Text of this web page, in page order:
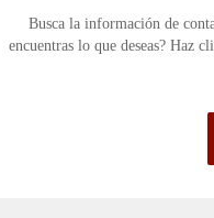
Busca la información de
encuentras lo que deseas? Haz